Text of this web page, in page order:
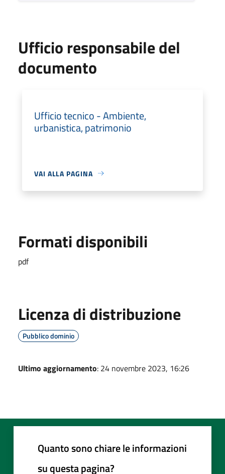
Ufficio responsabile del
documento
Ufficio tecnico - Ambiente,
urbanistica, patrimonio
VAI ALLA PAGINA
Formati disponibili
pdf
Licenza di distribuzione
Pubblico dominio
Ultimo aggiornamento: 24 novembre 2023, 16:26
Quanto sono chiare le informazioni
su questa pagina?